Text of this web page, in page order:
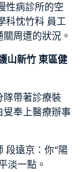
性病診所的空
科忱竹科 員工
周遭的狀況。
山新竹 東區健
隊帶著診療裝
叟奉上醫療辦事
段遠京：你“陽
淡一點。